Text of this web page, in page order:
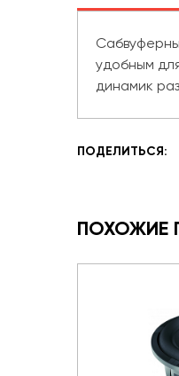
удобным
динамик
ПОДЕЛИТЬСЯ:
ПОХОЖИЕ